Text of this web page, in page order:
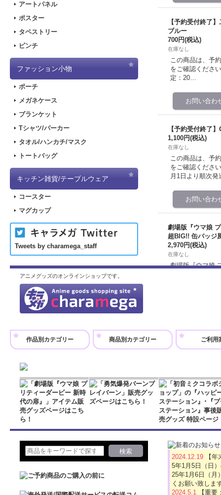
アートパネル
ポスター
タペストリー
ピンチ
ファッション小物
ポーチ
メガネケース
ブランケット
Tシャツ/パーカー
タオル/ハンカチ/マスク
トートバッグ
キッチン雑貨/テーブルウェア
コースター
マグカップ
Tweets by charamega_staff
アニメグッズのオンラインショップです。
作品別カテゴリー 商品別カテゴリー ご利用
2024.12.19
【
5年1月5日（日
25年1月6日（月
くお願い致しま
2024.5.1
【重
【予約受付終了
ブルー
700円(税込)
在庫なし
この商品は、予
をご確認くださ
定：20…
【予約受付終了
1,100円(税込)
在庫なし
この商品は、予
をご確認くださ
月1日より順次
劇場版『ウマ娘
超BIG!! 缶バッジ
2,970円(税込)
在庫なし
劇場版『ウマ娘